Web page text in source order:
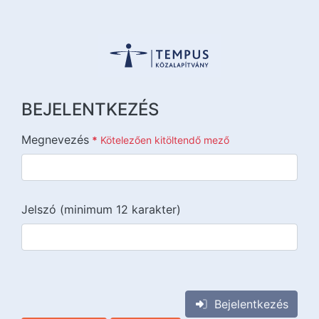
BEJELENTKEZÉS
Megnevezés * Kötelezően kitöltendő mező
Jelszó (minimum 12 karakter)
Bejelentkezés